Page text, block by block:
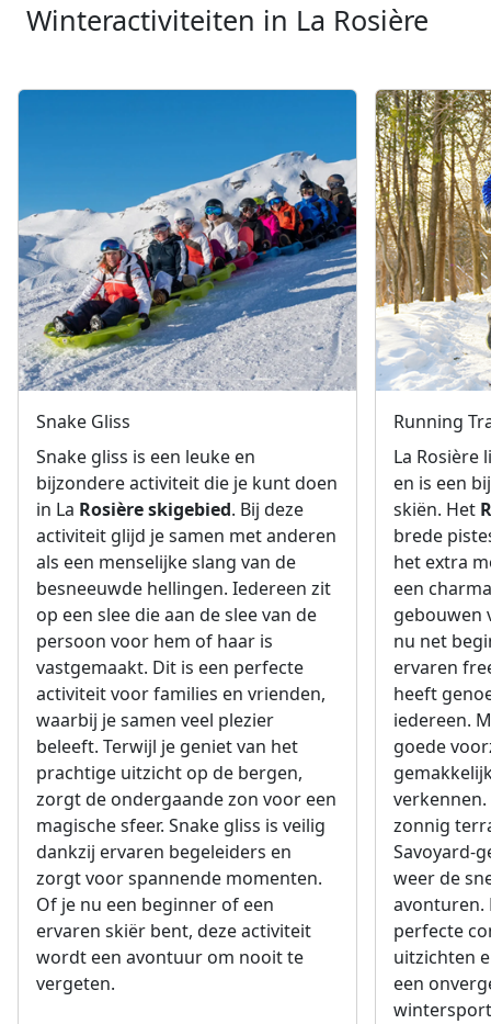
Winteractiviteiten in La Rosière
Snake Gliss
Snake gliss is een leuke en
bijzondere activiteit die je kunt doen
in La Rosière skigebied. Bij deze
activiteit glijd je samen met anderen
als een menselijke slang van de
besneeuwde hellingen. Iedereen zit
op een slee die aan de slee van de
persoon voor hem of haar is
vastgemaakt. Dit is een perfecte
activiteit voor families en vrienden,
waarbij je samen veel plezier
beleeft. Terwijl je geniet van het
prachtige uitzicht op de bergen,
zorgt de ondergaande zon voor een
magische sfeer. Snake gliss is veilig
dankzij ervaren begeleiders en
zorgt voor spannende momenten.
Of je nu een beginner of een
ervaren skiër bent, deze activiteit
wordt een avontuur om nooit te
vergeten.
Running
La Rosière
en is een
skiën. Het
brede
het extra
een
gebouwen
nu net
ervaren
heeft
iedereen.
goede
verkennen.
zonnig
Savoyard-
weer de
avonturen.
perfecte
uitzichten
een